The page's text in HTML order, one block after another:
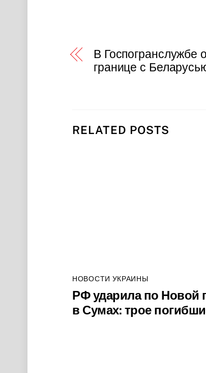
В Госпогранслужбе
границе с
RELATED POSTS
НОВОСТИ УКРАИНЫ
РФ ударила по Новой
в Сумах: трое